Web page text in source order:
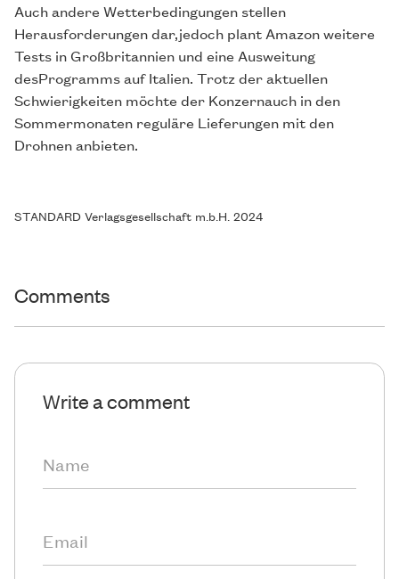
Auch andere Wetterbedingungen stellen
Herausforderungen dar,jedoch plant Amazon weitere
Tests in Großbritannien und eine Ausweitung
desProgramms auf Italien. Trotz der aktuellen
Schwierigkeiten möchte der Konzernauch in den
Sommermonaten reguläre Lieferungen mit den
Drohnen anbieten.
STANDARD Verlagsgesellschaft m.b.H. 2024
Comments
Write a comment